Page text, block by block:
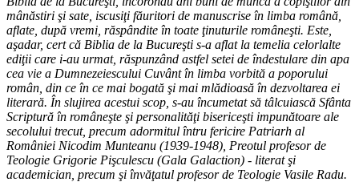
mânăstiri şi sate, iscusiţi făuritori de manuscrise în limba română,
aflate, după vremi, răspândite în toate ţinuturile româneşti. Este,
aşadar, cert că Biblia de la Bucureşti s-a aflat la temelia celorlalte
ediţii care i-au urmat, răspunzând astfel setei de îndestulare din apa
cea vie a Dumnezeiescului Cuvânt în limba vorbită a poporului
român, din ce în ce mai bogată şi mai mlădioasă în dezvoltarea ei
literară. În slujirea acestui scop, s-au încumetat să tâlcuiască Sfânta
Scriptură în româneşte şi personalităţi bisericeşti impunătoare ale
secolului trecut, precum adormitul întru fericire Patriarh al
României Nicodim Munteanu (1939-1948), Preotul profesor de
Teologie Grigorie Pişculescu (Gala Galaction) - literat şi
academician, precum şi învăţatul profesor de Teologie Vasile Radu.